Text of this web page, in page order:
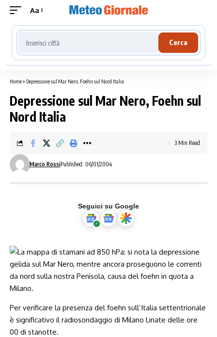
Aa
Cerca località meteo
Cerca
Home» Depressione sul Mar Nero, Foehn sul Nord Italia
Depressione sul Mar Nero, Foehn sul
Nord Italia
Marco RossiPublished: 06/01/2004
3 Min Read
Seguici su Google
Per verificare la presenza del foehn sull’Italia settentrionale
è significativo il radiosondaggio di Milano Linate delle ore
00 di stanotte.